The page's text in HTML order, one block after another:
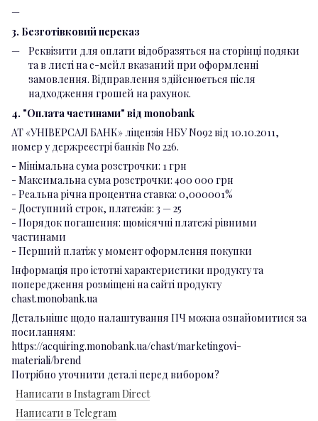
3. Безготівковий переказ
Реквізити для оплати відобразяться на сторінці подяки
та в листі на е-мейл вказаний при оформленні
замовлення. Відправлення здійснюється після
надходження грошей на рахунок.
4. "Оплата частинами" від monobank
АТ «УНІВЕРСАЛ БАНК» ліцензія НБУ No92 від 10.10.2011,
номер у держреєстрі банків No 226.
- Мінімальна сума розстрочки: 1 грн
- Максимальна сума розстрочки: 400 000 грн
- Реальна річна процентна ставка: 0,000001%
- Доступний строк, платежів: 3 — 25
- Порядок погашення: щомісячні платежі рівними
частинами
- Перший платіж у момент оформлення покупки
Інформація про істотні характеристики продукту та
попередження розміщені на сайті продукту
chast.monobank.ua
Детальніше щодо налаштування ПЧ можна ознайомитися за
посиланням:
https://acquiring.monobank.ua/chast/marketingovi-
materiali/brend
Потрібно уточнити деталі перед вибором?
Написати в Instagram Direct
Написати в Telegram